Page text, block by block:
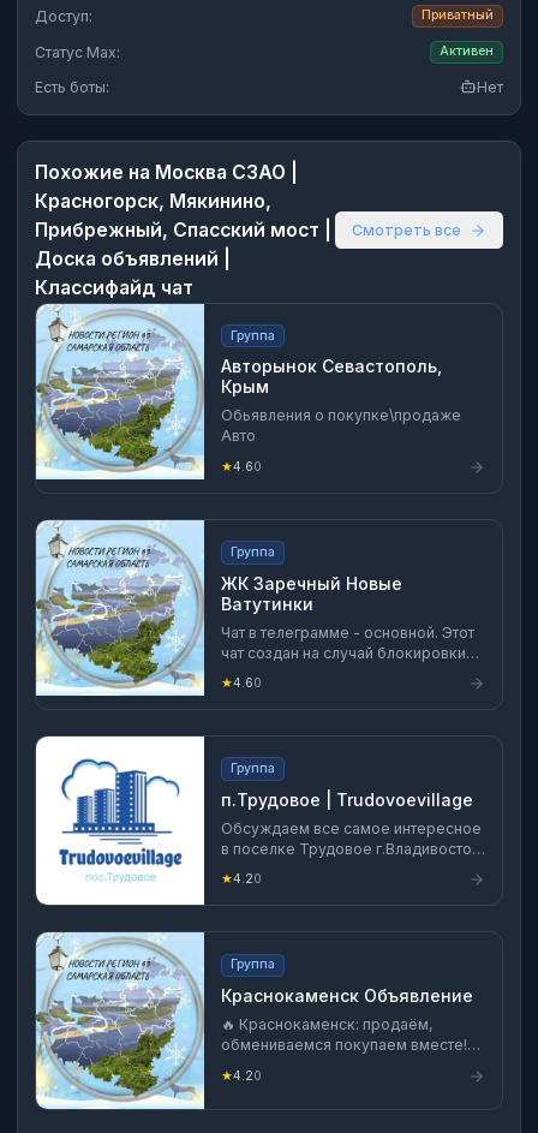
Доступ:
Приватный
Статус Max: Активен
Есть боты: Нет
Похожие на Москва СЗАО |
Красногорск, Мякинино,
Прибрежный, Спасский мост |
Доска объявлений |
Классифайд чат
Смотреть все
Группа
Авторынок Севастополь,
Крым
Обьявления о покупке\продаже
Авто
★4.60
Группа
ЖК Заречный Новые
Ватутинки
Чат в телеграмме - основной. Этот
чат создан на случай блокировки
★4.60
Группа
п.Трудовое | Trudovoevillage
Обсуждаем все самое интересное
в поселке Трудовое г.Владивосток
жизнедеятельности поселка,
размещаем частные и
коммерческие объявления.
★4.20
Группа
Краснокаменск Объявление
🔥 Краснокаменск: продаём,
обмениваемся покупаем вместе!
обменять что-то полезное ? Здесь
можно: - Быстро разместить своё
★4.20